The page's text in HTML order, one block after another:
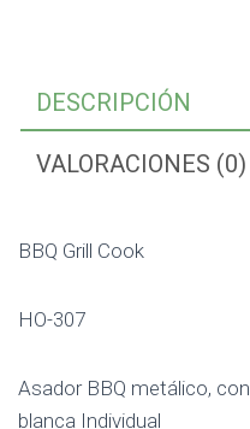
DESCRIPCIÓN
VALORACIONES (0)
BBQ Grill Cook
HO-307
Asador BBQ metálico,
blanca Individual